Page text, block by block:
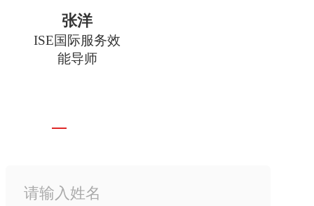
张洋
ISE国际服务效
能导师